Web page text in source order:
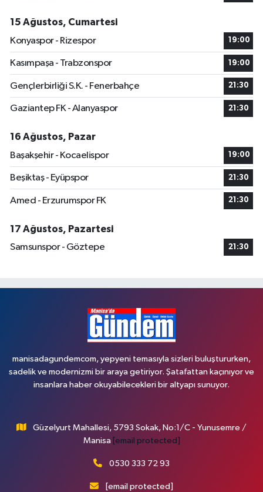
15 Ağustos, Cumartesi
Konyaspor - Rizespor
19:00
Kasımpaşa - Trabzonspor 19:00
Gençlerbirliği S.K. - Fenerbahçe 21:30
Gaziantep FK - Alanyaspor 21:30
16 Ağustos, Pazar
Başakşehir - Kocaelispor
19:00
Beşiktaş - Eyüpspor 21:30
Amed - Erzurumspor FK 21:30
17 Ağustos, Pazartesi
Samsunspor - Göztepe
21:30
manisadagundemcom, yepyeni temasıyla sizleri buluştururken,
sadelik ve modernizmi bir araya getiriyor. Şatafattan kaçınıyor ve
insanlara haber okuyabilecekleri bir altyapı sunuyor.
Güzelyurt Mahallesi, 5793 Sokak, No:1/C - Yunusemre /
Manisa [email protected]
0530 333 72 93
[email protected]